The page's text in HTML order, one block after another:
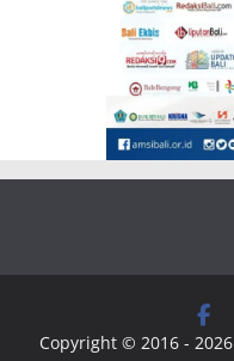
Copyright © 2016 - 2026